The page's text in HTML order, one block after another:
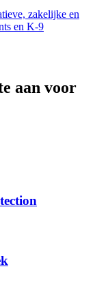
zakelijke en
en K-9
aan voor